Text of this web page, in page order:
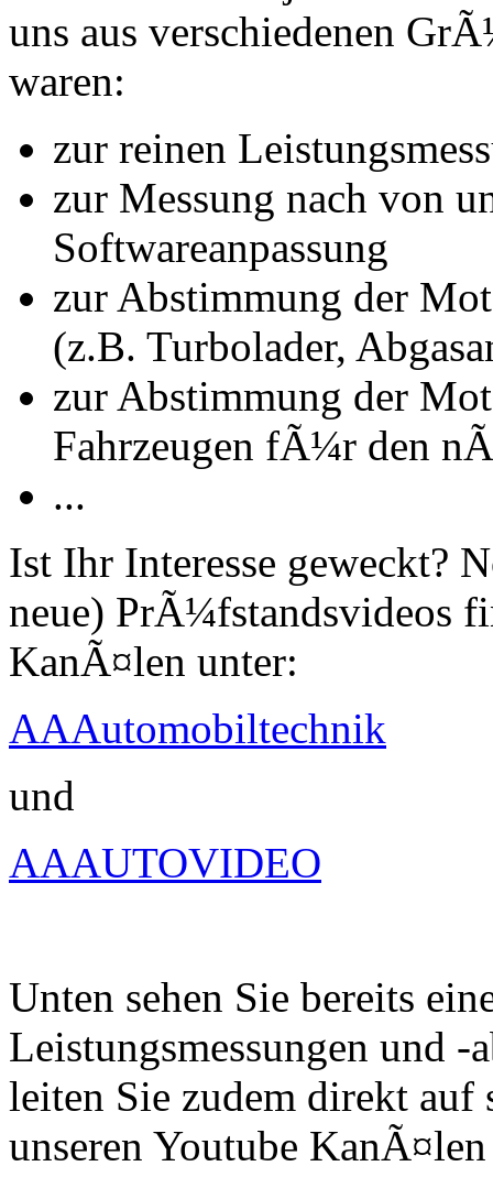
uns aus verschiedenen
waren:
zur reinen
zur Messung nach von
Softwareanpassung
zur Abstimmung der
(z.B. Turbolader,
zur Abstimmung der
Fahrzeugen fÃ¼r den
...
Ist Ihr Interesse geweckt?
neue) PrÃ¼fstandsvideos
KanÃ¤len unter:
AAAutomobiltechnik
und
AAAUTOVIDEO
Unten sehen Sie bereits
Leistungsmessungen und -
leiten Sie zudem direkt auf
unseren Youtube